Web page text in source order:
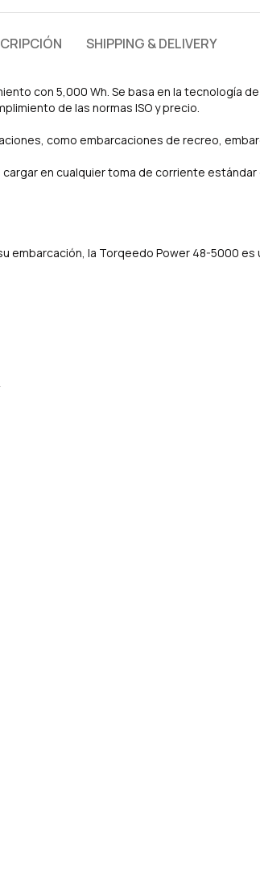
SHIPPING & DELIVERY
con 5,000 Wh. Se basa en la tecnología
de las normas ISO y precio.
como embarcaciones de recreo,
en cualquier toma de corriente
embarcación, la Torqeedo Power 48-5000 es